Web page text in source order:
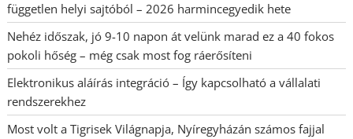
független helyi sajtóból – 2026 harmincegyedik hete
Nehéz időszak, jó 9-10 napon át velünk marad ez a 40 fokos
pokoli hőség – még csak most fog ráerősíteni
Elektronikus aláírás integráció – Így kapcsolható a vállalati
rendszerekhez
Most volt a Tigrisek Világnapja, Nyíregyházán számos fajjal